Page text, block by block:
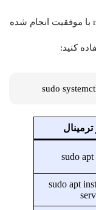
برای اینکه مطمئن شوید نصب سرویس mysql با موفقیت انجام شده
کنید:
sudo
sudo apt
sudo apt